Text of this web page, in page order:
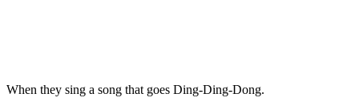
When they sing a song that goes Ding-Ding-Dong.